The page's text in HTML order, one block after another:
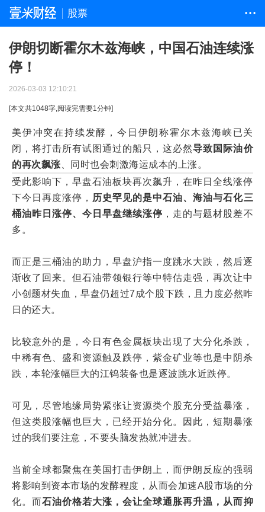
股票 • • •
伊朗切断霍尔木兹海峡，中国石油连续涨
停！
2026-03-03 12:10:21
[本文共1048字,阅读完需要1分钟]
美伊冲突在持续发酵，今日伊朗称霍尔木兹海峡已关
闭，将打击所有试图通过的船只，这必然导致国际油价
的再次飙涨 、同时也会刺激海运成本的上涨。
受此影响下，早盘石油板块再次飙升，在昨日全线涨停
下今日再度涨停， 历史罕见的是中石油、海油与石化三
桶油昨日涨停、今日早盘继续涨停 ，走的与题材股差不
多。
而正是三桶油的助力，早盘沪指一度跳水大跌，然后逐
渐收了回来。但石油带领银行等中特估走强，再次让中
小创题材失血，早盘仍超过7成个股下跌，且力度必然昨
日的还大。
比较意外的是，今日有色金属板块出现了大分化杀跌，
中稀有色、盛和资源触及跌停，紫金矿业等也是中阴杀
跌，本轮涨幅巨大的江钨装备也是逐波跳水近跌停。
可见，尽管地缘局势紧张让资源类个股充分受益暴涨，
但这类股涨幅也巨大，已经开始分化。因此，短期暴涨
过的我们要注意，不要头脑发热就冲进去。
当前全球都聚焦在美国打击伊朗上，而伊朗反应的强弱
将影响到资本市场的发酵程度，从而会加速A股市场的分
化。而石油价格若大涨，会让全球通胀再升温，从而抑